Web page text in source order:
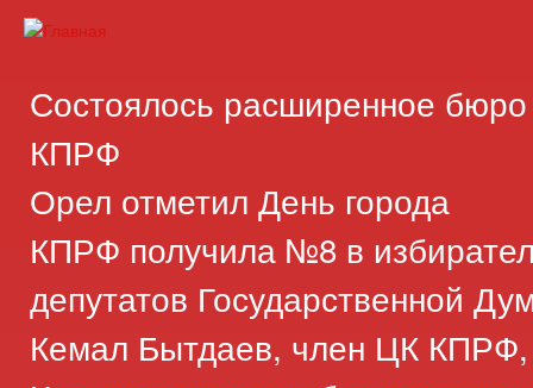
Черкесское
республиканское
отделение
Коммунистической
партии
Российской
Федерации
факты
Состоялось расширенное
КПРФ
Орел отметил День города
КПРФ получила №8 в
депутатов Государственной
Кемал Бытдаев, член ЦК КПРФ,